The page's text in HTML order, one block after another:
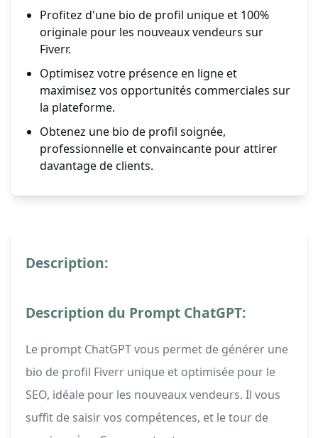
Profitez d'une bio de profil unique et 100%
originale pour les nouveaux vendeurs sur
Fiverr.
Optimisez votre présence en ligne et
maximisez vos opportunités commerciales sur
la plateforme.
Obtenez une bio de profil soignée,
professionnelle et convaincante pour attirer
davantage de clients.
Description:
Description du Prompt ChatGPT:
Le prompt ChatGPT vous permet de générer une
bio de profil Fiverr unique et optimisée pour le
SEO, idéale pour les nouveaux vendeurs. Il vous
suffit de saisir vos compétences, et le tour de